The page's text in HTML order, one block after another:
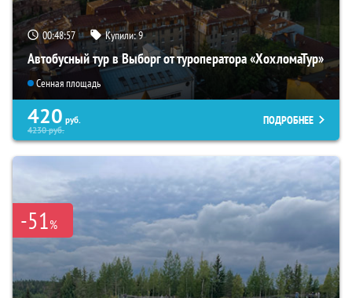
00:48:56 Купили:9
Автобусный тур в Выборг от туроператора «ХохломаТур»
Сенная площадь
420 руб.
4230руб.
ПОДРОБНЕЕ
-51%